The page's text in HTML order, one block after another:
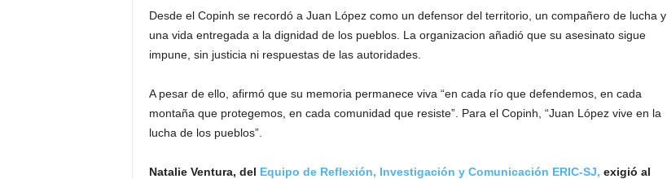
Desde el Copinh se recordó a Juan López como un defensor del territorio, un compañero de lucha y
una vida entregada a la dignidad de los pueblos. La organizacion añadió que su asesinato sigue
impune, sin justicia ni respuestas de las autoridades.
A pesar de ello, afirmó que su memoria permanece viva “en cada río que defendemos, en cada
montaña que protegemos, en cada comunidad que resiste”. Para el Copinh, “Juan López vive en la
lucha de los pueblos”.
Natalie Ventura, del Equipo de Reflexión, Investigación y Comunicación ERIC-SJ, exigió al